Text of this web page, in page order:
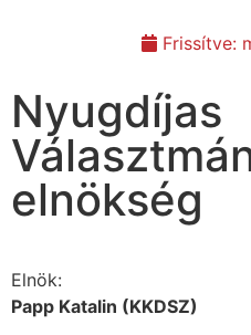
Frissítve:
Nyugdíjas
elnökség
Elnök:
Papp Katalin (KKDSZ)